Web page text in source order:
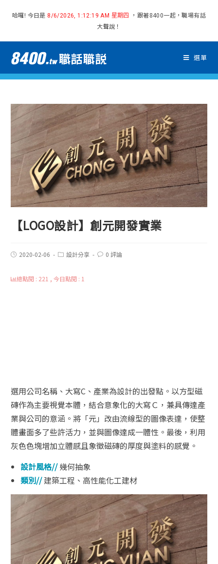
哈囉! 今日是 8/6/2026, 1:12:20 AM 星期四
，跟著8400一起，職場有話
大聲說！
選單
【LOGO設計】創元開發實業
2020-02-06 設計分享 0 評論
總點閱 : 221 , 今日點閱 : 1
選用公司名稱、大寫C、產業為設計的出發點。以方型磁
磚作為主要視覺本體，結合意象化的大寫Ｃ，兼具傳達產
業與公司的意涵。將「元」改由流線型的圖像表達，使整
體畫面多了些許活力， 並與圖像達成一體性。最後，利用
灰色色塊增加立體感且象徵磁磚的厚度與塗料的感覺。
設計風格//幾何抽象
類別//建築工程、高性能化工建材